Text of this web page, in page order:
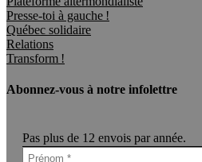
Presse-toi à gauche !
Québec solidaire
Relations
Transform !
Abonnez-vous à notre infolettre
Pas plus de 12 envois par année.